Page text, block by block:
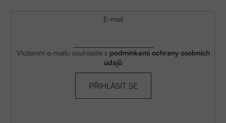
E-mail
Vložením e-mailu souhlasíte s podmínkami ochrany osobních
údajů
PŘIHLÁSIT SE